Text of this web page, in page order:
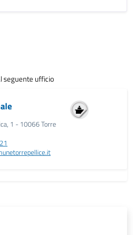
seguente ufficio
1 - 10066 Torre